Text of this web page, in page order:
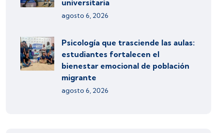
universitaria
agosto 6, 2026
Psicología que trasciende las aulas:
estudiantes fortalecen el
bienestar emocional de población
migrante
agosto 6, 2026